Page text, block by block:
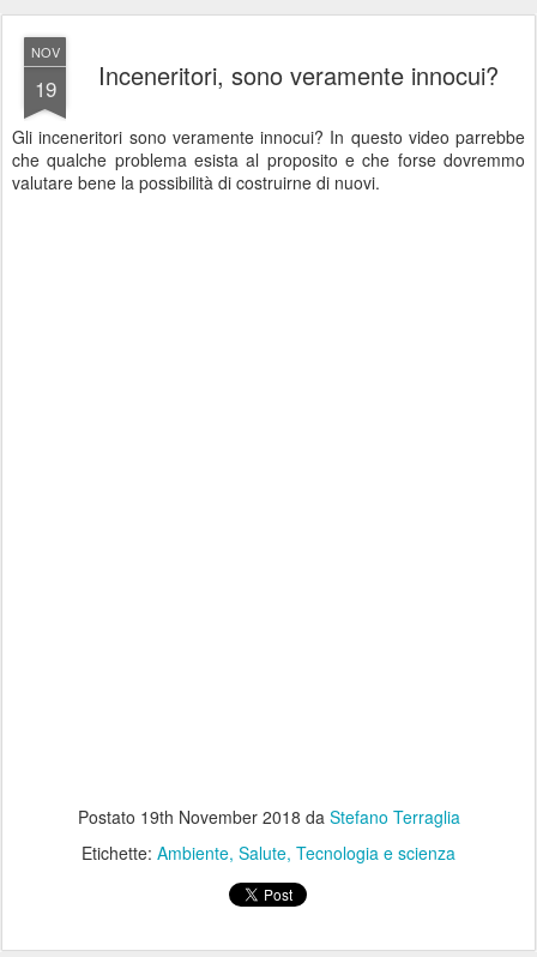
NOV
19 Inceneritori, sono veramente innocui?
Gli inceneritori sono veramente innocui? In questo video parrebbe
che qualche problema esista al proposito e che forse dovremmo
valutare bene la possibilità di costruirne di nuovi.
Postato 19th November 2018 da Stefano Terraglia
Etichette: Ambiente Salute Tecnologia e scienza